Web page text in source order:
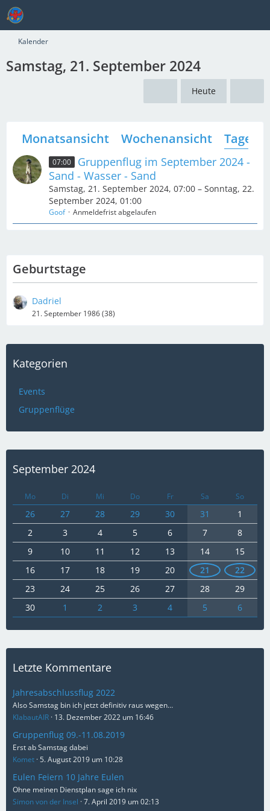
Kalender
Samstag, 21. September 2024
Heute
Monatsansicht Wochenansicht
07:00
Gruppenflug im September 2024 -
Sand - Wasser - Sand
Samstag, 21. September 2024, 07:00 – Sonntag, 22.
September 2024, 01:00
Goof Anmeldefrist abgelaufen
Geburtstage
Dadriel
21. September 1986 (38)
Kategorien
Events
Gruppenflüge
September 2024
Mo Di Mi Do Fr Sa So
26 27 28 29 30 31
1
2
3 4 5 6 7
8
9
10 11 12 13 14
15
16
17 18 19 20 21
22
23
24 25 26 27 28
29
30
1 2 3 4 5 6
Letzte Kommentare
Jahresabschlussflug 2022
Also Samstag bin ich jetzt definitiv raus wegen…
KlabautAIR 13. Dezember 2022 um 16:46
Gruppenflug 09.-11.08.2019
Erst ab Samstag dabei
Komet 5. August 2019 um 10:28
Eulen Feiern 10 Jahre Eulen
Ohne meinen Dienstplan sage ich nix
Simon von der Insel 7. April 2019 um 02:13